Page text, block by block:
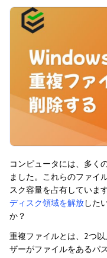
コンピュータには、多く
ました。これらのファイ
スク容量を占有していま
ディスク領域を解放した
か？
重複ファイルとは、2つ
ザーがファイルをあるパ